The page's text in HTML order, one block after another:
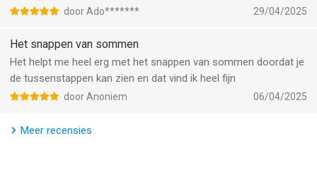
Photomath is en zal altijd gratis te gebruiken zijn, maar je kunt
Photomath Plus. Photomath Plus biedt oplossingen voor
volledige tekstboeken en probleemreeksen met
woordproblemen! Momenteel alleen beperkt tot de VS en
specifieke tekstboeken.
De betaling wordt bij de bevestiging van de aankoop in rekening
door Ado******* 29/04/2025
Het snappen van sommen
Het helpt me heel erg met het snappen van sommen doordat je
de tussenstappen kan zien en dat vind ik heel fijn
door Anoniem 06/04/2025
Meer recensies